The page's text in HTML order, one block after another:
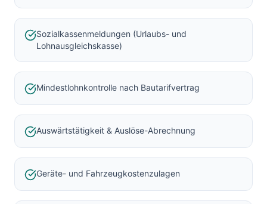
Sozialkassenmeldungen (Urlaubs- und
Lohnausgleichskasse)
Mindestlohnkontrolle nach Bautarifvertrag
Auswärtstätigkeit & Auslöse-Abrechnung
Geräte- und Fahrzeugkostenzulagen